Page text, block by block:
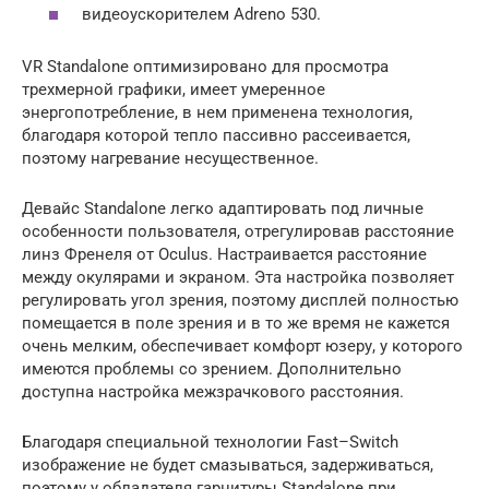
видеоускорителем Adreno 530.
VR Standalone оптимизировано для просмотра
трехмерной графики, имеет умеренное
энергопотребление, в нем применена технология,
благодаря которой тепло пассивно рассеивается,
поэтому нагревание несущественное.
Девайс Standalone легко адаптировать под личные
особенности пользователя, отрегулировав расстояние
линз Френеля от Oculus. Настраивается расстояние
между окулярами и экраном. Эта настройка позволяет
регулировать угол зрения, поэтому дисплей полностью
помещается в поле зрения и в то же время не кажется
очень мелким, обеспечивает комфорт юзеру, у которого
имеются проблемы со зрением. Дополнительно
доступна настройка межзрачкового расстояния.
Благодаря специальной технологии Fast–Switch
изображение не будет смазываться, задерживаться,